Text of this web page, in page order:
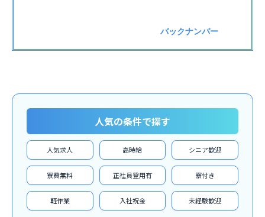
バックナンバー
人気の条件で探す
人気求人 高時給 シニア歓迎
寮費無料 正社員登用有 寮付き
軽作業 入社祝金 未経験歓迎